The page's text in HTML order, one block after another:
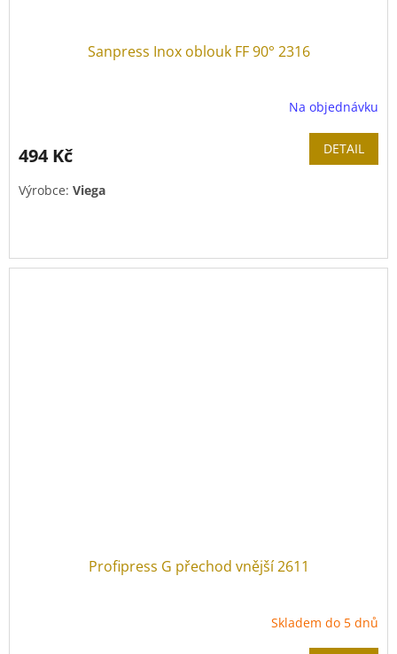
Sanpress Inox oblouk FF 90° 2316
Na objednávku
494 Kč DETAIL
Výrobce: Viega
Profipress G přechod vnější 2611
Skladem do 5 dnů